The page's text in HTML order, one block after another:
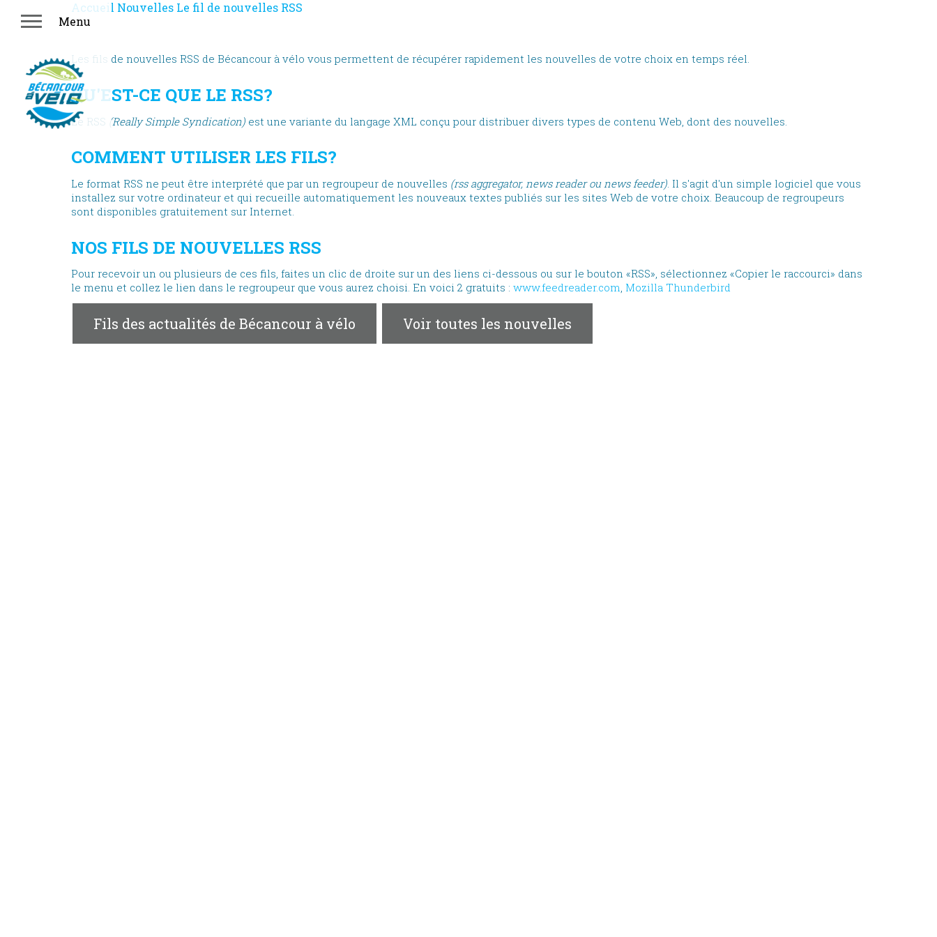
Menu
Accueil Nouvelles Le fil de nouvelles RSS
LE FIL DE NOUVELLES RSS
Les fils de nouvelles RSS de Bécancour à vélo vous permettent de récupérer rapidement les nouvelles de votre choix en temps réel.
QU'EST-CE QUE LE RSS?
Le RSS (Really Simple Syndication) est une variante du langage XML conçu pour distribuer divers types de contenu Web, dont des nouvelles.
COMMENT UTILISER LES FILS?
Le format RSS ne peut être interprété que par un regroupeur de nouvelles (rss aggregator, news reader ou news feeder) . Il s'agit d'un simple logiciel que vous
installez sur votre ordinateur et qui recueille automatiquement les nouveaux textes publiés sur les sites Web de votre choix. Beaucoup de regroupeurs
sont disponibles gratuitement sur Internet.
NOS FILS DE NOUVELLES RSS
Pour recevoir un ou plusieurs de ces fils, faites un clic de droite sur un des liens ci-dessous ou sur le bouton «RSS», sélectionnez «Copier le raccourci» dans
le menu et collez le lien dans le regroupeur que vous aurez choisi. En voici 2 gratuits : www.feedreader.com Mozilla Thunderbird
Fils des actualités de Bécancour à vélo Voir toutes les nouvelles